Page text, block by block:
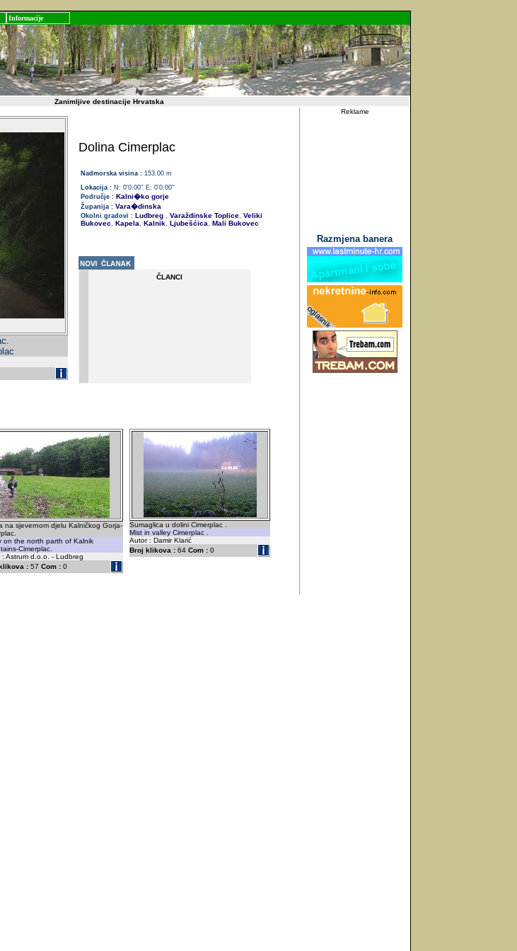
Informacije
Zanimljive destinacije Hrvatska
Dolina Cimerplac
Nadmorska visina : 153.00 m
Lokacija : N: 0'0.00'' E: 0'0.00''
Područje : Kalni�ko gorje
Županija : Vara�dinska
Okolni gradovi : Ludbreg , Varaždinske Toplice, Veliki
Bukovec, Kapela, Kalnik, Ljubešćica, Mali Bukovec
ČLANCI
na sjevernom djelu Kalničkog Gorja-
on the north parth of Kalnik
Cimerplac.
: Astrum d.o.o. - Ludbreg
: 57 Com : 0
Sumaglica u dolini Cimerplac .
Mist in valley Cimerplac .
Autor : Damir Klarić
Broj klikova : 64 Com : 0
Reklame
Razmjena banera